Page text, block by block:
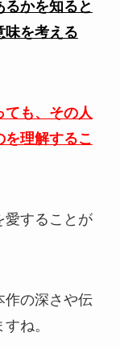
るかを知ると
味を考える
ても、その人
理解するこ
愛することが
作の深さや伝
ね。